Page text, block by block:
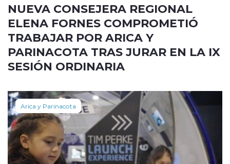
NUEVA CONSEJERA REGIONAL
ELENA FORNES COMPROMETIÓ
TRABAJAR POR ARICA Y
PARINACOTA TRAS JURAR EN LA IX
SESIÓN ORDINARIA
Arica y Parinacota